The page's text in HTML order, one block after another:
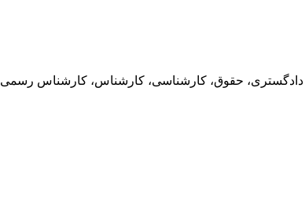
دادگستری، حقوق، کارشناسی، کارشناس، کارشناس رسمی